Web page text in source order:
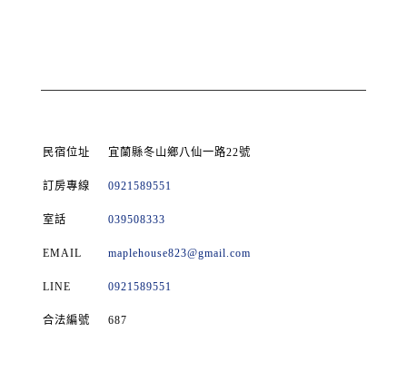
民宿位址 宜蘭縣冬山鄉八仙一路22號
訂房專線 0921589551
室話 039508333
EMAIL maplehouse823@gmail.com
LINE 0921589551
合法編號 687